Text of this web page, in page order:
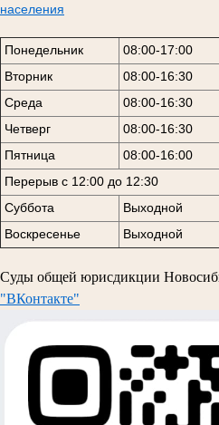
населения
Понедельник
08:00-17:00
Вторник
08:00-16:30
Среда
08:00-16:30
Четверг
08:00-16:30
Пятница
08:00-16:00
Перерыв с 12:00 до 12:30
Суббота
Выходной
Воскресенье
Выходной
Суды общей юрисдикции
"ВКонтакте"